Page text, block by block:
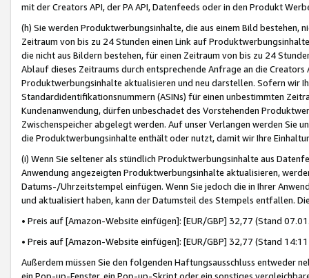
mit der Creators API, der PA API, Datenfeeds oder in den Produkt
(h) Sie werden Produktwerbungsinhalte, die aus einem Bild bestehen,
Zeitraum von bis zu 24 Stunden einen Link auf
die nicht aus Bildern bestehen, für einen Zeitraum von bis zu 24
Ablauf dieses Zeitraums durch entsprechende Anfrage an die
Produktwerbungsinhalte aktualisieren und neu darstellen. Sofern wir
Standardidentifikationsnummern (ASINs) für einen unbestimmten
Kundenanwendung, dürfen unbeschadet des Vorstehenden
Zwischenspeicher abgelegt werden. Auf unser Verlangen werden Sie
die Produktwerbungsinhalte enthält oder nutzt, damit wir Ihre
(i) Wenn Sie seltener als stündlich Produktwerbungsinhalte aus
Anwendung angezeigten Produktwerbungsinhalte aktualisieren,
Datums-/Uhrzeitstempel einfügen. Wenn Sie jedoch die in Ihrer
und aktualisiert haben, kann der Datumsteil des Stempels entfallen.
• Preis auf [Amazon-Website einfügen]: [EUR/GBP] 32,77 (Stand
• Preis auf [Amazon-Website einfügen]: [EUR/GBP] 32,77 (Stand
Außerdem müssen Sie den folgenden Haftungsausschluss entweder
ein Pop-up-Fenster, ein Pop-up-Skript oder ein sonstiges